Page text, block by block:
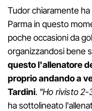
Tudor chiaramente
Parma in questo
poche occasioni da
organizzandosi bene
questo l'allenatore
proprio andando a
Tardini. "Ho rivisto
ha sottolineato